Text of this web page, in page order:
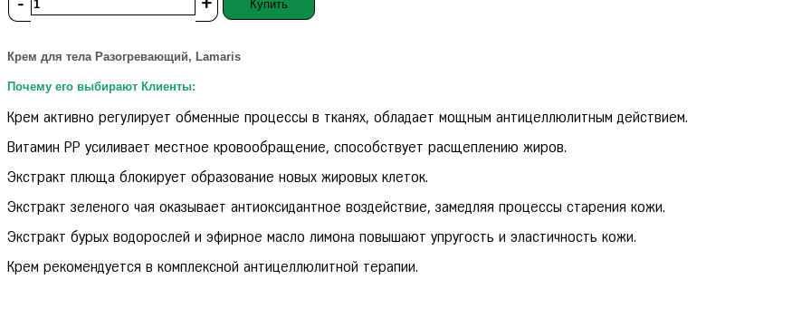
- + Купить
Крем для тела Разогревающий, Lamaris
Почему его выбирают Клиенты:
Крем активно регулирует обменные процессы в тканях, обладает мощным антицеллюлитным действием.
Витамин РР усиливает местное кровообращение, способствует расщеплению жиров.
Экстракт плюща блокирует образование новых жировых клеток.
Экстракт зеленого чая оказывает антиоксидантное воздействие, замедляя процессы старения кожи.
Экстракт бурых водорослей и эфирное масло лимона повышают упругость и эластичность кожи.
Крем рекомендуется в комплексной антицеллюлитной терапии.